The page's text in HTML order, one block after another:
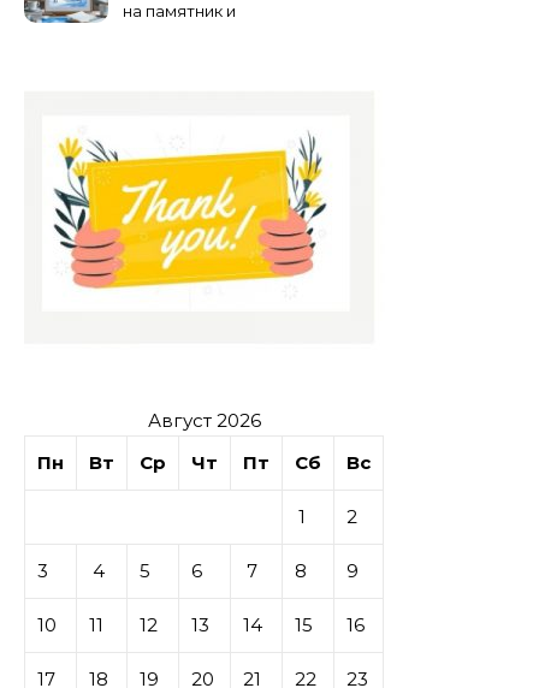
на памятник и
Август 2026
Пн
Вт Ср Чт Пт Сб Вс
1 2
3 4 5 6 7 8 9
10 11 12 13 14 15 16
17 18 19 20 21 22 23